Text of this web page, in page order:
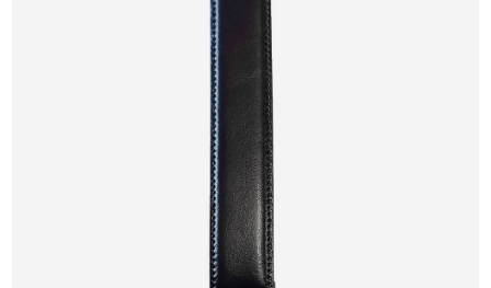
((modalDeleteText))
Cancel
Cancel